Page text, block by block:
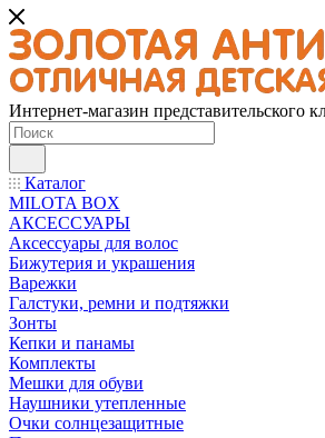
Интернет-магазин представительского
Каталог
MILOTA BOX
АКСЕССУАРЫ
Аксессуары для волос
Бижутерия и украшения
Варежки
Галстуки, ремни и подтяжки
Зонты
Кепки и панамы
Комплекты
Мешки для обуви
Наушники утепленные
Очки солнцезащитные